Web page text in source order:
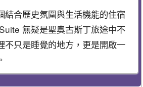
結合歷史氛圍與生活機能的住宿
無疑是聖奧古斯丁旅途中不
不只是睡覺的地方，更是開啟一